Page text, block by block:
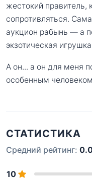
жестокий правитель,
сопротивляться.
аукцион рабынь — а
экзотическая
А он... а он для меня
особенным
СТАТИСТИКА
Средний рейтинг:
10